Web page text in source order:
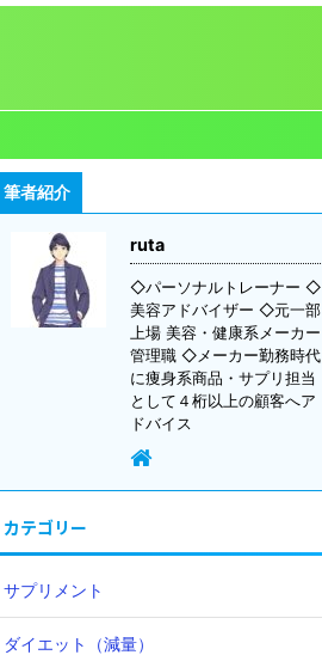
筆者紹介
ruta
◇パーソナルトレーナー ◇
美容アドバイザー ◇元一部
上場 美容・健康系メーカー
管理職 ◇メーカー勤務時代
に痩身系商品・サプリ担当
として４桁以上の顧客へア
ドバイス
カテゴリー
サプリメント
ダイエット（減量）